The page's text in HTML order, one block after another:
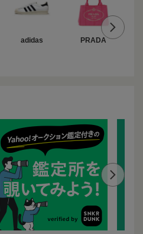
adidas
PRADA